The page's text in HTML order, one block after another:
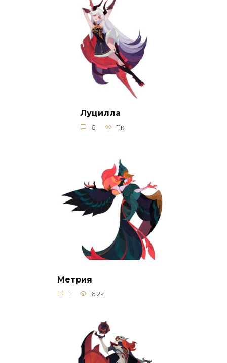
Луцилла
6 11к.
Метрия
1 6.2к.